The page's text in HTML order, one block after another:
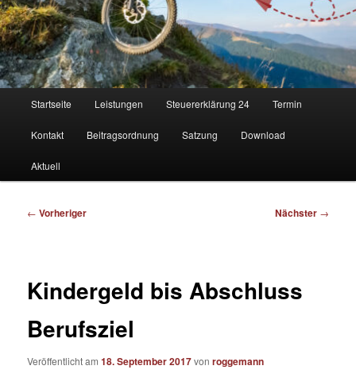
Startseite Leistungen Steuererklärung 24 Termin
Kontakt Beitragsordnung Satzung Download
Aktuell
Beitragsnavigation
← Vorheriger Nächster →
Kindergeld bis Abschluss
Berufsziel
Veröffentlicht am18. September 2017vonroggemann